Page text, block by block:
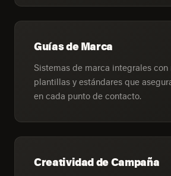
Guías de Marca
Sistemas de marca integrales con
plantillas y estándares que
en cada punto de contacto.
Creatividad de Campaña